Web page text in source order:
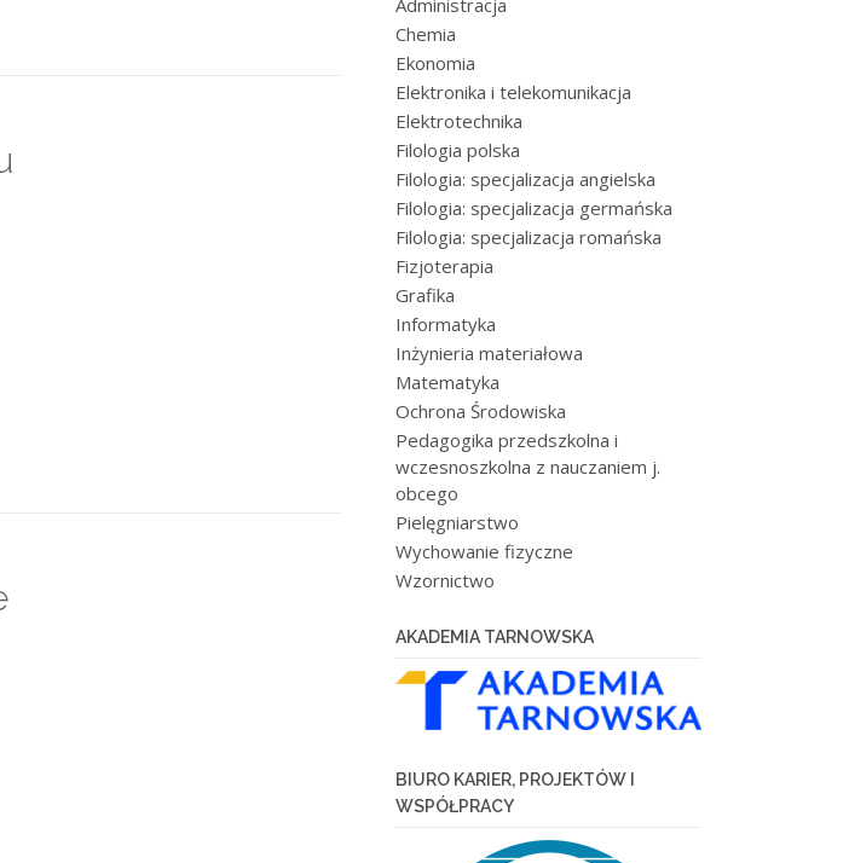
Administracja
Chemia
Ekonomia
Elektronika i telekomunikacja
Elektrotechnika
Filologia polska
Filologia: specjalizacja angielska
Filologia: specjalizacja germańska
Filologia: specjalizacja romańska
Fizjoterapia
Grafika
Informatyka
Inżynieria materiałowa
Matematyka
Ochrona Środowiska
Pedagogika przedszkolna i
wczesnoszkolna z nauczaniem j.
obcego
Pielęgniarstwo
Wychowanie fizyczne
Wzornictwo
AKADEMIA TARNOWSKA
BIURO KARIER, PROJEKTÓW I
WSPÓŁPRACY